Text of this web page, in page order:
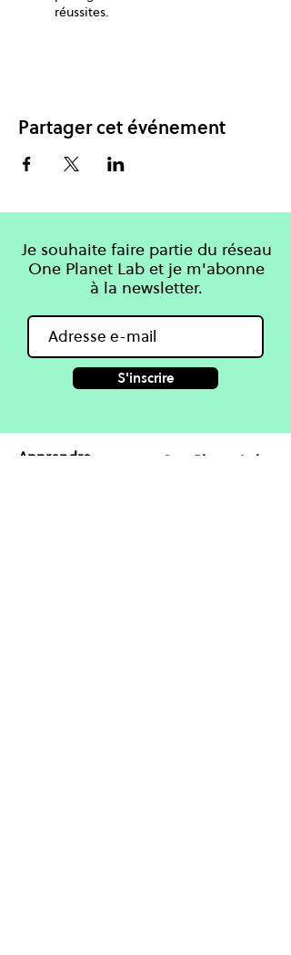
réussites.
Partager cet événement
Je souhaite faire partie du réseau
One Planet Lab et je m'abonne
à la newsletter.
S'inscrire
Apprendre
One Planet Lab